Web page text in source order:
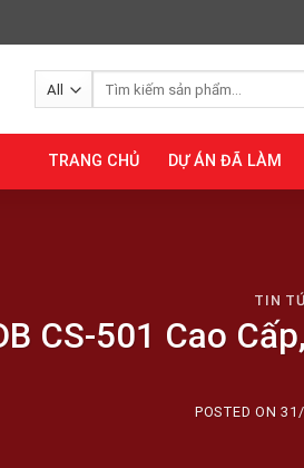
TRANG CHỦ DỰ ÁN ĐÃ LÀM
TIN
CS-501 Cao
POSTED ON